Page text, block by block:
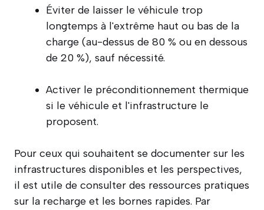
Éviter de laisser le véhicule trop
longtemps à l'extrême haut ou bas de la
charge (au-dessus de 80 % ou en dessous
de 20 %), sauf nécessité.
Activer le préconditionnement thermique
si le véhicule et l'infrastructure le
proposent.
Pour ceux qui souhaitent se documenter sur les
infrastructures disponibles et les perspectives,
il est utile de consulter des ressources pratiques
sur la recharge et les bornes rapides. Par